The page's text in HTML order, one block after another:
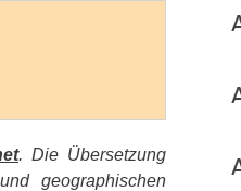
. Die Übersetzung
geographischen